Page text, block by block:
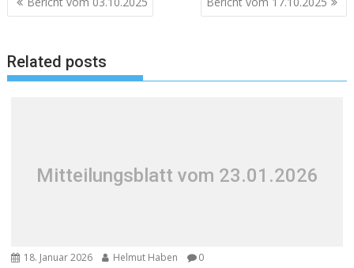
Related posts
Mitteilungsblatt vom 23.01.2026
18. Januar 2026 Helmut Haben 0